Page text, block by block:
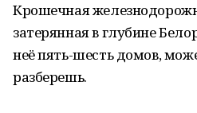
Крошечная
затерянная в глубине
неё пять-шесть домов,
разберешь.